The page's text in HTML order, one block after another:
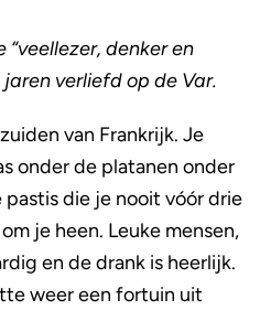
“veellezer, denker en
verliefd op de Var.
van Frankrijk. Je
onder de platanen onder
pastis die je nooit vóór drie
je heen. Leuke mensen,
en de drank is heerlijk.
weer een fortuin uit